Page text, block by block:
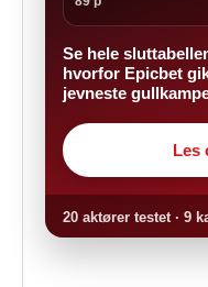
Se hele
hvorfor Epicbet
jevneste
Les
20 aktører testet · 9